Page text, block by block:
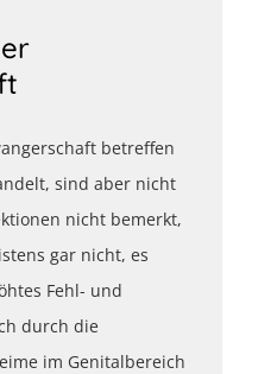
betreffen
sind aber nicht
nicht bemerkt,
gar nicht, es
Fehl- und
durch die
im Genitalbereich